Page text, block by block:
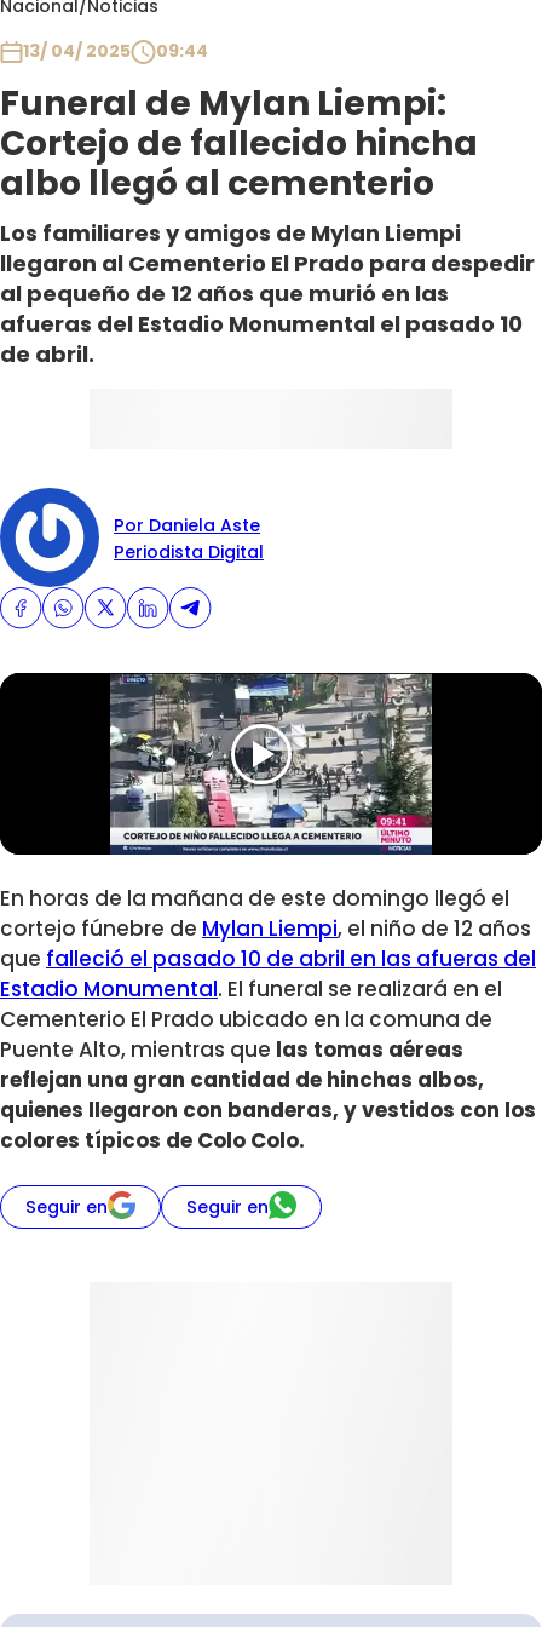
Nacional/Noticias
13/ 04/ 2025
09:44
Funeral de Mylan Liempi:
Cortejo de fallecido hincha
albo llegó al cementerio
Los familiares y amigos de Mylan Liempi
llegaron al Cementerio El Prado para despedir
al pequeño de 12 años que murió en las
afueras del Estadio Monumental el pasado 10
de abril.
Por Daniela Aste
Periodista Digital
En horas de la mañana de este domingo llegó el
cortejo fúnebre de Mylan Liempi, el niño de 12 años
que falleció el pasado 10 de abril en las afueras del
Estadio Monumental. El funeral se realizará en el
Cementerio El Prado ubicado en la comuna de
Puente Alto, mientras que las tomas aéreas
reflejan una gran cantidad de hinchas albos,
quienes llegaron con banderas, y vestidos con los
colores típicos de Colo Colo.
Seguir en Seguir en
Club De La Comedia
Contigo en Directo
Plan Perfecto
El Tiempo
Sabingo
Todos Los Programas